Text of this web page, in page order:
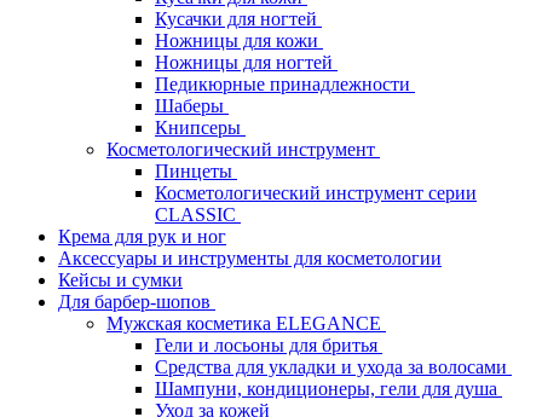
Кусачки для ногтей
Ножницы для кожи
Ножницы для ногтей
Педикюрные принадлежности
Шаберы
Книпсеры
Косметологический инструмент
Пинцеты
Косметологический инструмент серии
CLASSIC
Крема для рук и ног
Аксессуары и инструменты для косметологии
Кейсы и сумки
Для барбер-шопов
Мужская косметика ELEGANCE
Гели и лосьоны для бритья
Средства для укладки и ухода за волосами
Шампуни, кондиционеры, гели для душа
Уход за кожей